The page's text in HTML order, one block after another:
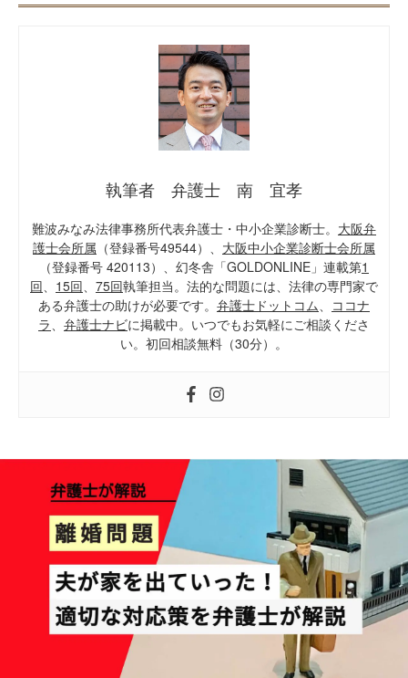
執筆者 弁護士 南 宜孝
難波みなみ法律事務所代表弁護士・中小企業診断士。 大阪弁
護士会所属 （登録番号49544）、 大阪中小企業診断士会所属
（登録番号 420113）、幻冬舎「GOLDONLINE」連載第1
回、 15回、 75回執筆担当。法的な問題には、法律の専門家で
ある弁護士の助けが必要です。 弁護士ドットコム、 ココナ
ラ、 弁護士ナビに掲載中。いつでもお気軽にご相談くださ
い。初回相談無料（30分）。